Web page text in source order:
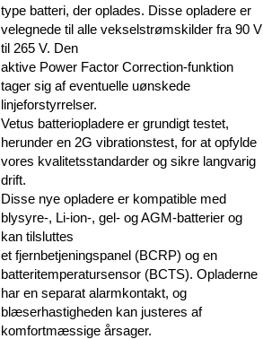
type batteri, der oplades. Disse opladere er
velegnede til alle vekselstrømskilder fra 90 V
til 265 V. Den
aktive Power Factor Correction-funktion
tager sig af eventuelle uønskede
linjeforstyrrelser.
Vetus batteriopladere er grundigt testet,
herunder en 2G vibrationstest, for at opfylde
vores kvalitetsstandarder og sikre langvarig
drift.
Disse nye opladere er kompatible med
blysyre-, Li-ion-, gel- og AGM-batterier og
kan tilsluttes
et fjernbetjeningspanel (BCRP) og en
batteritemperatursensor (BCTS). Opladerne
har en separat alarmkontakt, og
blæserhastigheden kan justeres af
komfortmæssige årsager.